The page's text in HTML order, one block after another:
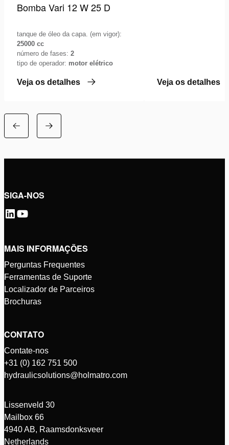
Bomba Vari 12 W 25 D
tanque de óleo da capa. (em vigor):
25000 cc
número de fases: 2
tipo de operador: motor elétrico
Veja os detalhes Veja os detalhes
SIGA-NOS
MAIS INFORMAÇÕES
Perguntas Frequentes
Ferramentas de Suporte
Localizador de Parceiros
Brochuras
CONTATO
Contate-nos
+31 (0) 162 751 500
hydraulicsolutions@holmatro.com
Lissenveld 30
Mailbox 66
4940 AB, Raamsdonksveer
Netherlands